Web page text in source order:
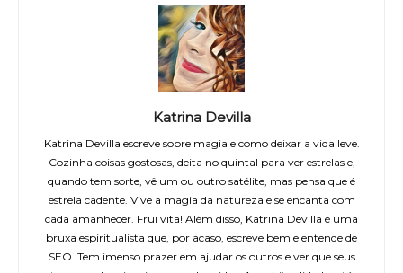
Katrina Devilla
Katrina Devilla escreve sobre magia e como deixar a vida leve.
Cozinha coisas gostosas, deita no quintal para ver estrelas e,
quando tem sorte, vê um ou outro satélite, mas pensa que é
estrela cadente. Vive a magia da natureza e se encanta com
cada amanhecer. Frui vita! Além disso, Katrina Devilla é uma
bruxa espiritualista que, por acaso, escreve bem e entende de
SEO. Tem imenso prazer em ajudar os outros e ver que seus